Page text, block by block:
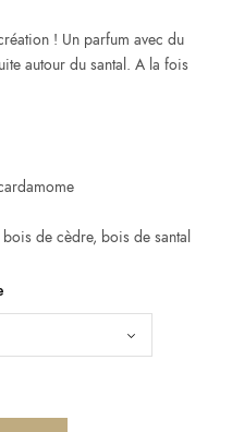
! Un parfum avec du
autour du santal. A la fois
de cèdre, bois de santal